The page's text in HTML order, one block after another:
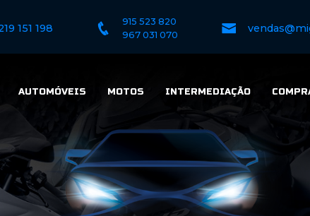
151 198
915 523 820
967 031 070
INTERMEDIAÇÃO
MOTOS
AUTOMÓVEIS